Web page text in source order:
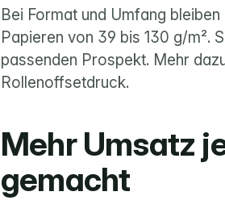
Bei Format und Umfang
Papieren von 39 bis 130 g/m².
passenden Prospekt. Mehr
Rollenoffsetdruck.
Mehr Umsatz
gemacht